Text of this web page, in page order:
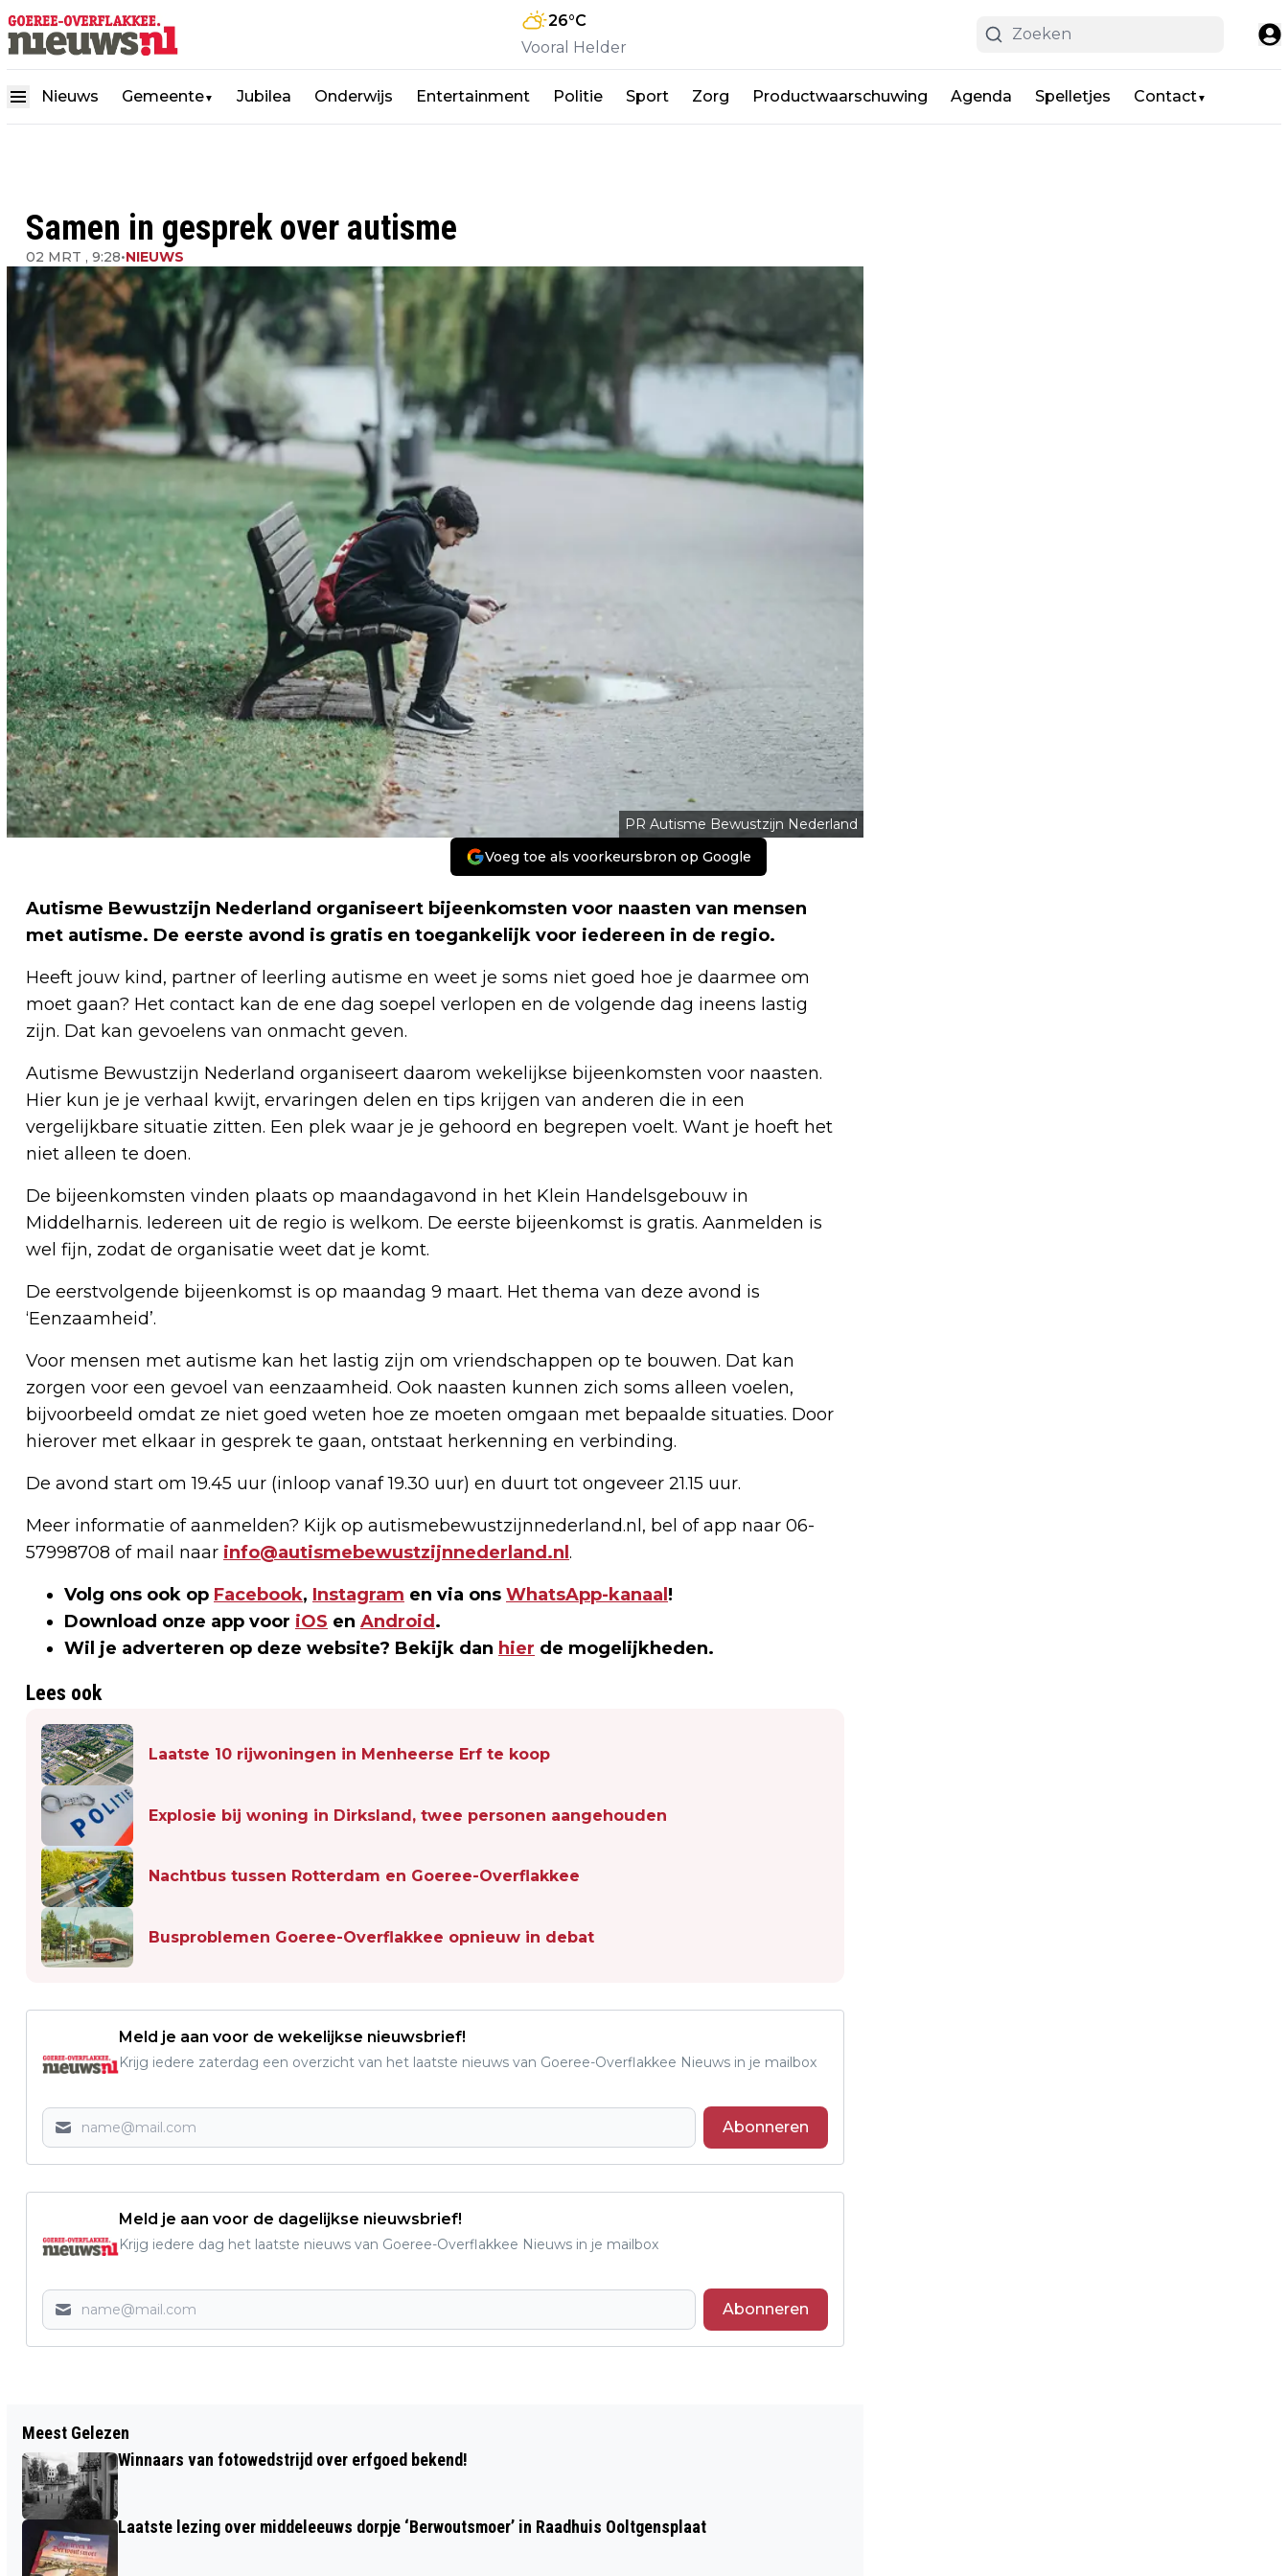
26°C
Vooral Helder
Nieuws Gemeente▼ Jubilea Onderwijs Entertainment Politie Sport Zorg Productwaarschuwing Agenda Spelletjes Contact▼
Samen in gesprek over autisme
02 MRT , 9:28•NIEUWS
PR Autisme Bewustzijn Nederland
Voeg toe als voorkeursbron op Google
Autisme Bewustzijn Nederland organiseert bijeenkomsten voor naasten van mensen
met autisme. De eerste avond is gratis en toegankelijk voor iedereen in de regio.
Heeft jouw kind, partner of leerling autisme en weet je soms niet goed hoe je daarmee om
moet gaan? Het contact kan de ene dag soepel verlopen en de volgende dag ineens lastig
zijn. Dat kan gevoelens van onmacht geven.
Autisme Bewustzijn Nederland organiseert daarom wekelijkse bijeenkomsten voor naasten.
Hier kun je je verhaal kwijt, ervaringen delen en tips krijgen van anderen die in een
vergelijkbare situatie zitten. Een plek waar je je gehoord en begrepen voelt. Want je hoeft het
niet alleen te doen.
De bijeenkomsten vinden plaats op maandagavond in het Klein Handelsgebouw in
Middelharnis. Iedereen uit de regio is welkom. De eerste bijeenkomst is gratis. Aanmelden is
wel fijn, zodat de organisatie weet dat je komt.
De eerstvolgende bijeenkomst is op maandag 9 maart. Het thema van deze avond is
‘Eenzaamheid’.
Voor mensen met autisme kan het lastig zijn om vriendschappen op te bouwen. Dat kan
zorgen voor een gevoel van eenzaamheid. Ook naasten kunnen zich soms alleen voelen,
bijvoorbeeld omdat ze niet goed weten hoe ze moeten omgaan met bepaalde situaties. Door
hierover met elkaar in gesprek te gaan, ontstaat herkenning en verbinding.
De avond start om 19.45 uur (inloop vanaf 19.30 uur) en duurt tot ongeveer 21.15 uur.
Meer informatie of aanmelden? Kijk op autismebewustzijnnederland.nl, bel of app naar 06-
57998708 of mail naar info@autismebewustzijnnederland.nl .
Volg ons ook op Facebook, Instagram en via ons WhatsApp-kanaal !
Download onze app voor iOS en Android .
Wil je adverteren op deze website? Bekijk dan hier de mogelijkheden.
Lees ook
Laatste 10 rijwoningen in Menheerse Erf te koop
Explosie bij woning in Dirksland, twee personen aangehouden
Nachtbus tussen Rotterdam en Goeree-Overflakkee
Busproblemen Goeree-Overflakkee opnieuw in debat
Meld je aan voor de wekelijkse nieuwsbrief!
Krijg iedere zaterdag een overzicht van het laatste nieuws van Goeree-Overflakkee Nieuws in je mailbox
Abonneren
Meld je aan voor de dagelijkse nieuwsbrief!
Krijg iedere dag het laatste nieuws van Goeree-Overflakkee Nieuws in je mailbox
Abonneren
LAATSTE 10 GROTE RIJWONINGEN IN
MENHEERSE ERF TE KOOP
STIMULEERT TALENTONTWIKKELING
Meest Gelezen
Winnaars van fotowedstrijd over erfgoed bekend!
Laatste lezing over middeleeuws dorpje ‘Berwoutsmoer’ in Raadhuis Ooltgensplaat